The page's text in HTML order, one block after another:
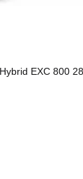
EXC 800